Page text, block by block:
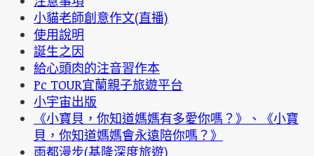
小貓老師創意作文(直播)
使用說明
誕生之因
給心頭肉的注音習作本
Pc TOUR宜蘭親子旅遊平台
小宇宙出版
《小寶貝，你知道媽媽有多愛你嗎？》、《小寶
貝，你知道媽媽會永遠陪你嗎？》
雨都漫步(基隆深度旅遊)